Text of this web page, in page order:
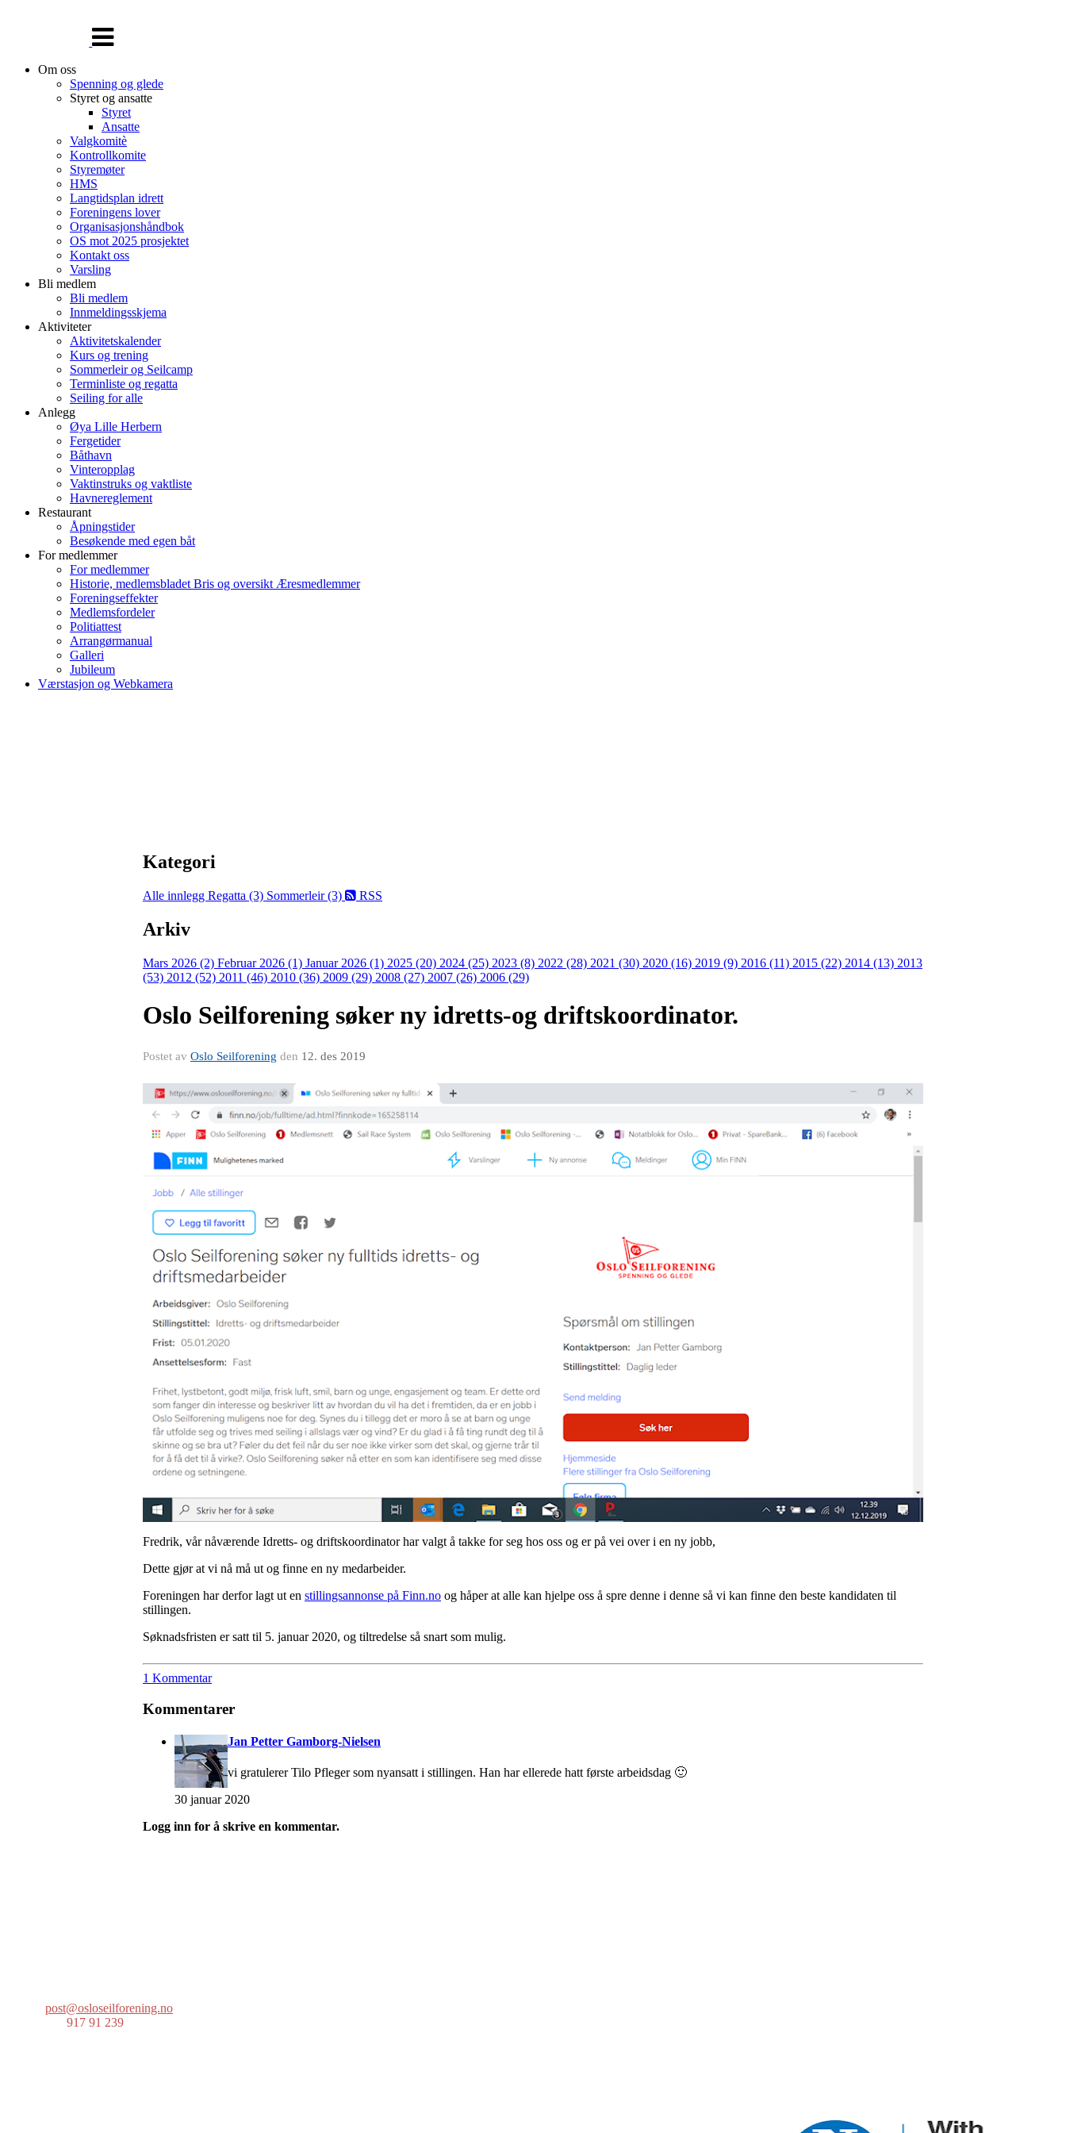
navigasjon
Om oss
Spenning og glede
Styret og ansatte
Styret
Ansatte
Valgkomitè
Kontrollkomite
Styremøter
HMS
Langtidsplan idrett
Foreningens lover
Organisasjonshåndbok
OS mot 2025 prosjektet
Kontakt oss
Varsling
Bli medlem
Bli medlem
Innmeldingsskjema
Aktiviteter
Aktivitetskalender
Kurs og trening
Sommerleir og Seilcamp
Terminliste og regatta
Seiling for alle
Anlegg
Øya Lille Herbern
Fergetider
Båthavn
Vinteropplag
Vaktinstruks og vaktliste
Havnereglement
Restaurant
Åpningstider
Besøkende med egen båt
For medlemmer
For medlemmer
Historie, medlemsbladet Bris og oversikt Æresmedlemmer
Foreningseffekter
Medlemsfordeler
Politiattest
Arrangørmanual
Galleri
Jubileum
Værstasjon og Webkamera
Kategori
Alle innlegg Regatta (3) Sommerleir (3) RSS
Arkiv
Mars 2026 (2) Februar 2026 (1) Januar 2026 (1) 2025 (20) 2024 (25) 2023 (8) 2022 (28) 2021 (30) 2020 (16) 2019 (9) 2016 (11) 2015 (22) 2014 (13) 2013
(53) 2012 (52) 2011 (46) 2010 (36) 2009 (29) 2008 (27) 2007 (26) 2006 (29)
Oslo Seilforening søker ny idretts-og driftskoordinator.
Postet av Oslo Seilforening den 12. des 2019
Fredrik, vår nåværende Idretts- og driftskoordinator har valgt å takke for seg hos oss og er på vei over i en ny jobb,
Dette gjør at vi nå må ut og finne en ny medarbeider.
Foreningen har derfor lagt ut en stillingsannonse på Finn.no og håper at alle kan hjelpe oss å spre denne i denne så vi kan finne den beste kandidaten til
stillingen.
Søknadsfristen er satt til 5. januar 2020, og tiltredelse så snart som mulig.
1 Kommentar
Kommentarer
Jan Petter Gamborg-Nielsen
vi gratulerer Tilo Pfleger som nyansatt i stillingen. Han har ellerede hatt første arbeidsdag 🙂
30 januar 2020
Logg inn for å skrive en kommentar.
post@osloseilforening.no
917 91 239